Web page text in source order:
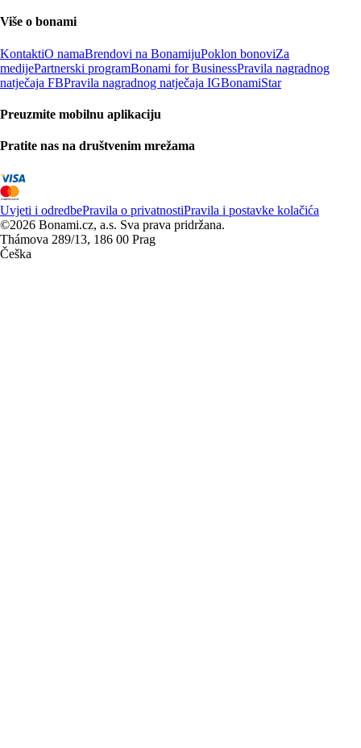
Više o bonami
KontaktiO namaBrendovi na BonamijuPoklon bonoviZa
medijePartnerski programBonami for BusinessPravila nagradnog
natječaja FBPravila nagradnog natječaja IGBonamiStar
Preuzmite mobilnu aplikaciju
Pratite nas na društvenim mrežama
Uvjeti i odredbePravila o privatnostiPravila i postavke kolačića
©2026 Bonami.cz, a.s. Sva prava pridržana.
Thámova 289/13, 186 00 Prag
Češka